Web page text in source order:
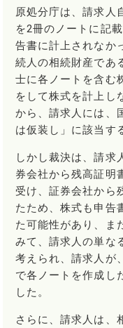
原処分庁は、請求人
を2冊のノートに記
告書に計上されなか
続人の相続財産であ
士に各ノートを含む
をして株式を計上し
から、請求人には、
は仮装し」に該当す
しかし裁決は、請求
券会社から残高証明
受け、証券会社から
たため、株式も申告
た可能性があり、ま
みて、請求人の単な
考えられ、請求人が
で各ノートを作成し
した。
さらに、請求人は、